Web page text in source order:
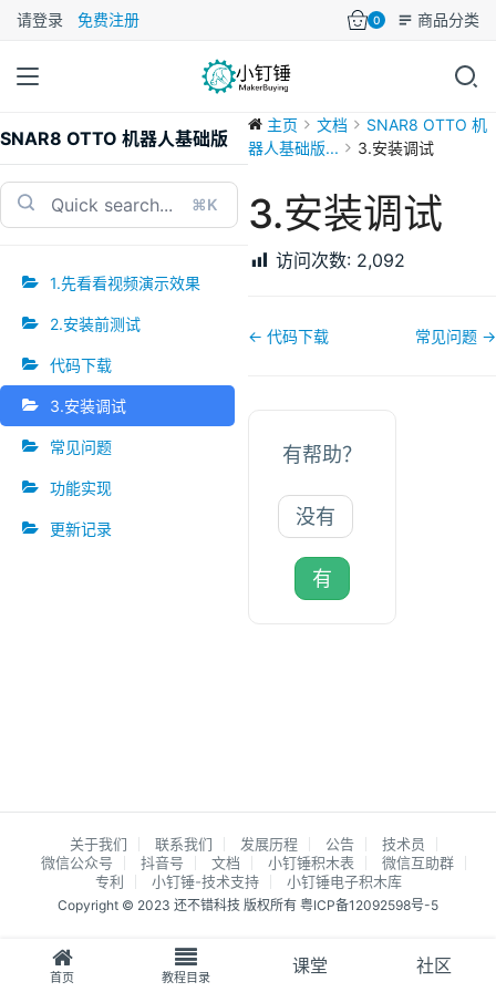
请登录 免费注册 0 商品分类
SNAR8 OTTO 机器人基础版
⌘K
1.先看看视频演示效果
2.安装前测试
代码下载
3.安装调试
常见问题
功能实现
更新记录
主页 文档
SNAR8 OTTO 机
器人基础版...
3.安装调试
3.安装调试
访问次数: 2,092
文
← 代码下载 常见问题 →
有帮助？
没有
有
关于我们 联系我们 发展历程 公告
技术员
微信公众号
抖音号 文档 小钉锤积木表
微信互助群
专利
小钉锤-技术支持 小钉锤电子积木库
Copyright © 2023 还不错科技 版权所有 粤ICP备12092598号-5
首页 教程目录
课堂 社区